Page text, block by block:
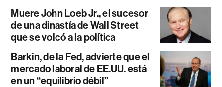
Muere John Loeb Jr., el sucesor
de una dinastía de Wall Street
que se volcó a la política
Barkin, de la Fed, advierte que el
mercado laboral de EE.UU. está
en un “equilibrio débil”